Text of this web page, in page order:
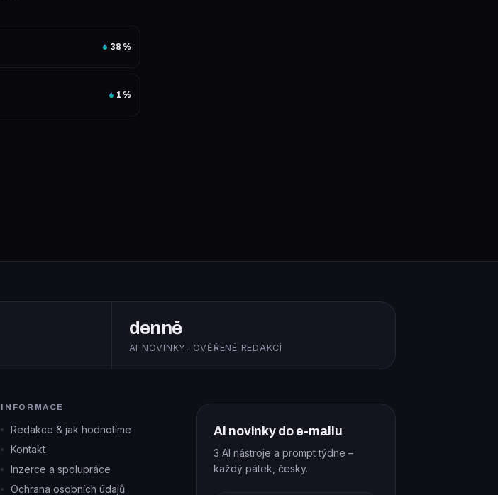
38 %
1 %
denně
AI NOVINKY, OVĚŘENÉ REDAKCÍ
INFORMACE
Redakce & jak hodnotíme
Kontakt
Inzerce a spolupráce
Ochrana osobních údajů
AI novinky do e-mailu
3 AI nástroje a prompt týdne –
každý pátek, česky.